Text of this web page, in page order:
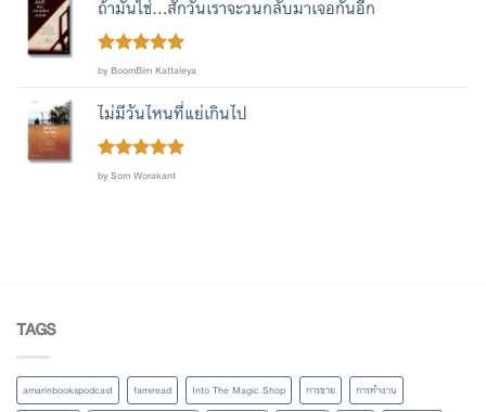
ถ้ามันใช่...สักวันเราจะวนกลับมาเจอกันอีก
Rated5out
by BoomBim Kattaleya
ไม่มีวันไหนที่แย่เกินไป
Rated5out
by Som Worakant
TAGS
amarinbookspodcast famiread Into The Magic Shop การขาย
การทำงาน